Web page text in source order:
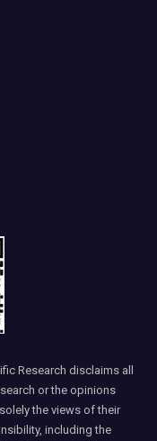
Research disclaims all
or the opinions
the views of their
including the